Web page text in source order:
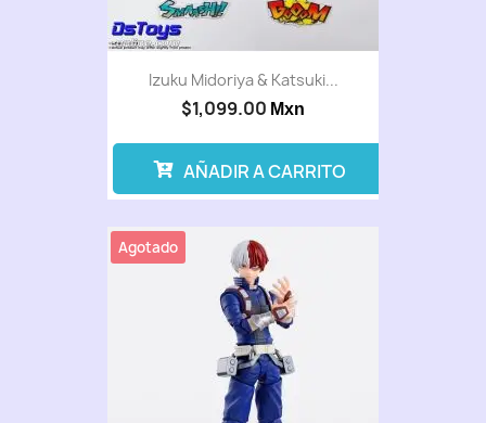
Izuku Midoriya & Katsuki...
$1,099.00 Mxn
AÑADIR A CARRITO
Agotado